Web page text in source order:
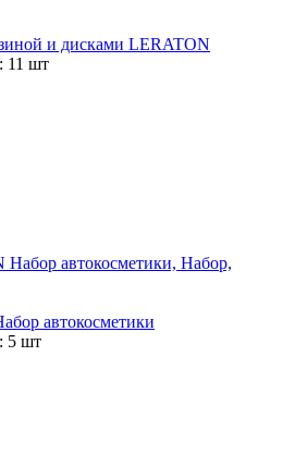
и дисками LERATON
11 шт
автокосметики
5 шт